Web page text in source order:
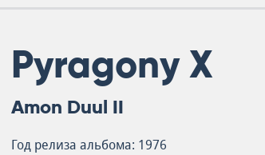
Pyragony X
Amon Duul II
Год релиза альбома: 1976